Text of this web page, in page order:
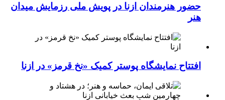
حضور هنرمندان ازنا در پویش ملی رزمایش میدان
هنر
افتتاح نمایشگاه پوستر کمیک «نخ قرمز» در ازنا